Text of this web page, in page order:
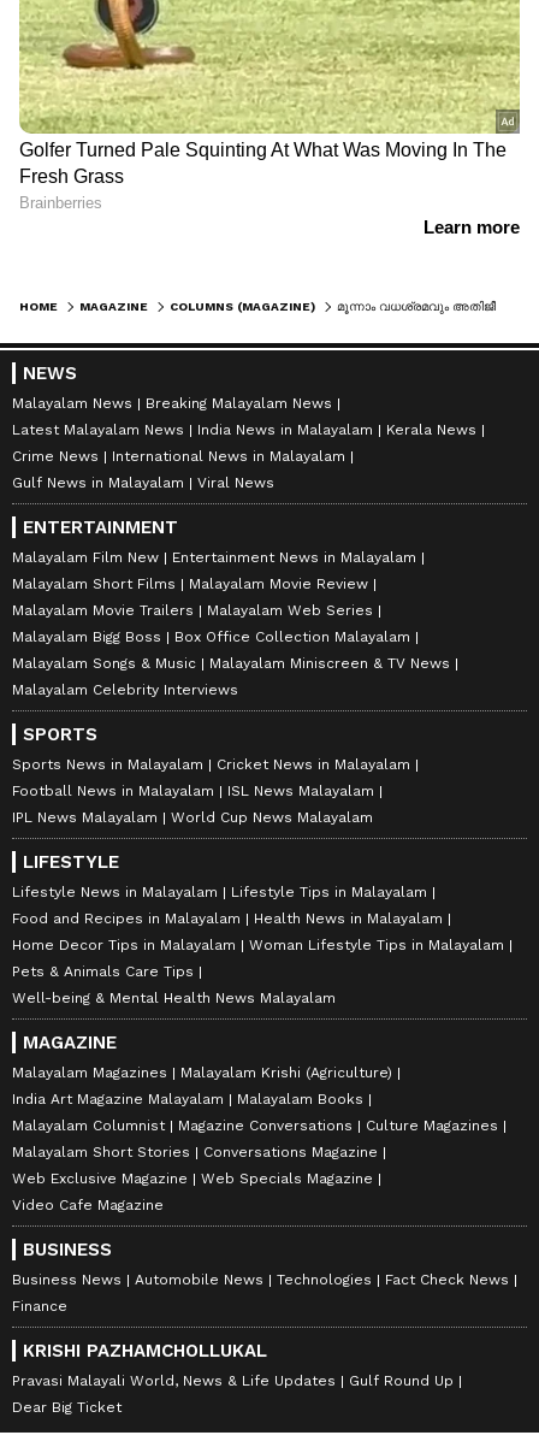
HOME MAGAZINE COLUMNS (MAGAZINE)
NEWS
Malayalam News
Breaking Malayalam News
Latest Malayalam News
India News in Malayalam
Kerala News
Crime News
International News in Malayalam
Gulf News in Malayalam
Viral News
ENTERTAINMENT
Malayalam Film New
Entertainment News in Malayalam
Malayalam Short Films
Malayalam Movie Review
Malayalam Movie Trailers
Malayalam Web Series
Malayalam Bigg Boss
Box Office Collection Malayalam
Malayalam Songs & Music
Malayalam Miniscreen & TV News
Malayalam Celebrity Interviews
SPORTS
Sports News in Malayalam
Cricket News in Malayalam
Football News in Malayalam
ISL News Malayalam
IPL News Malayalam
World Cup News Malayalam
LIFESTYLE
Lifestyle News in Malayalam
Lifestyle Tips in Malayalam
Food and Recipes in Malayalam
Health News in Malayalam
Home Decor Tips in Malayalam
Woman Lifestyle Tips in Malayalam
Pets & Animals Care Tips
Well-being & Mental Health News Malayalam
MAGAZINE
Malayalam Magazines
Malayalam Krishi (Agriculture)
India Art Magazine Malayalam
Malayalam Books
Malayalam Columnist
Magazine Conversations
Culture Magazines
Malayalam Short Stories
Conversations Magazine
Web Exclusive Magazine
Web Specials Magazine
Video Cafe Magazine
BUSINESS
Business News Automobile News Technologies
Fact Check News
Finance
KRISHI PAZHAMCHOLLUKAL
Pravasi Malayali World, News & Life Updates
Gulf Round Up
Dear Big Ticket